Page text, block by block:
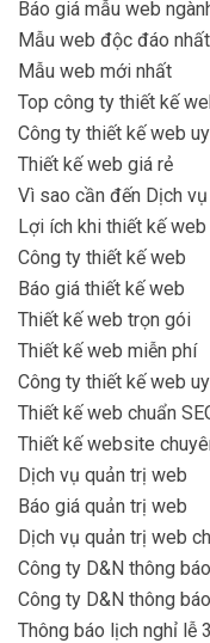
Báo giá mẫu web
Mẫu web độc đáo
Mẫu web mới nhất
Top công ty thiết kế
Công ty thiết kế web
Thiết kế web giá rẻ
Vì sao cần đến Dịch
Lợi ích khi thiết kế web
Công ty thiết kế web
Báo giá thiết kế web
Thiết kế web trọn gói
Thiết kế web miễn phí
Công ty thiết kế web
Thiết kế web chuẩn
Thiết kế website
Dịch vụ quản trị web
Báo giá quản trị web
Dịch vụ quản trị web
Công ty D&N thông
Công ty D&N thông
Thông báo lịch nghỉ lễ